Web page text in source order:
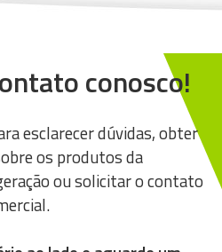
conosco!
esclarecer dúvidas, obter
os produtos da
ou solicitar o contato